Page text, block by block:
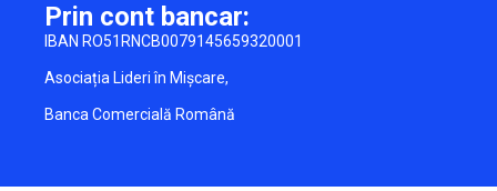
Prin cont bancar:
IBAN RO51RNCB0079145659320001
Asociația Lideri în Mișcare,
Banca Comercială Română